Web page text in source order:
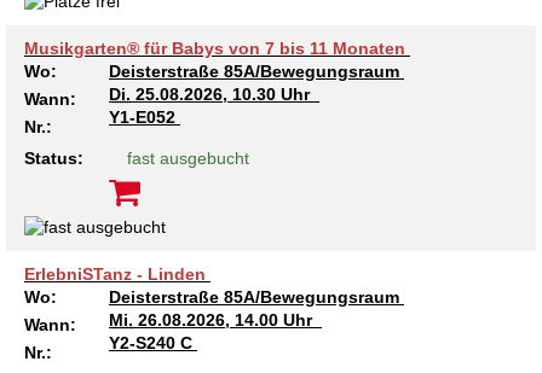
Musikgarten® für Babys von 7 bis 11 Monaten
Wo:
Deisterstraße 85A/Bewegungsraum
Wann:
Di. 25.08.2026, 10.30 Uhr
Nr.:
Y1-E052
Status: fast ausgebucht
ErlebniSTanz - Linden
Wo:
Deisterstraße 85A/Bewegungsraum
Wann:
Mi. 26.08.2026, 14.00 Uhr
Nr.:
Y2-S240 C